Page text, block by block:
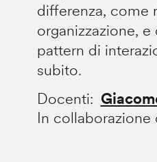
differenza, come
organizzazione,
pattern di
subito.
Docenti
In collaborazione